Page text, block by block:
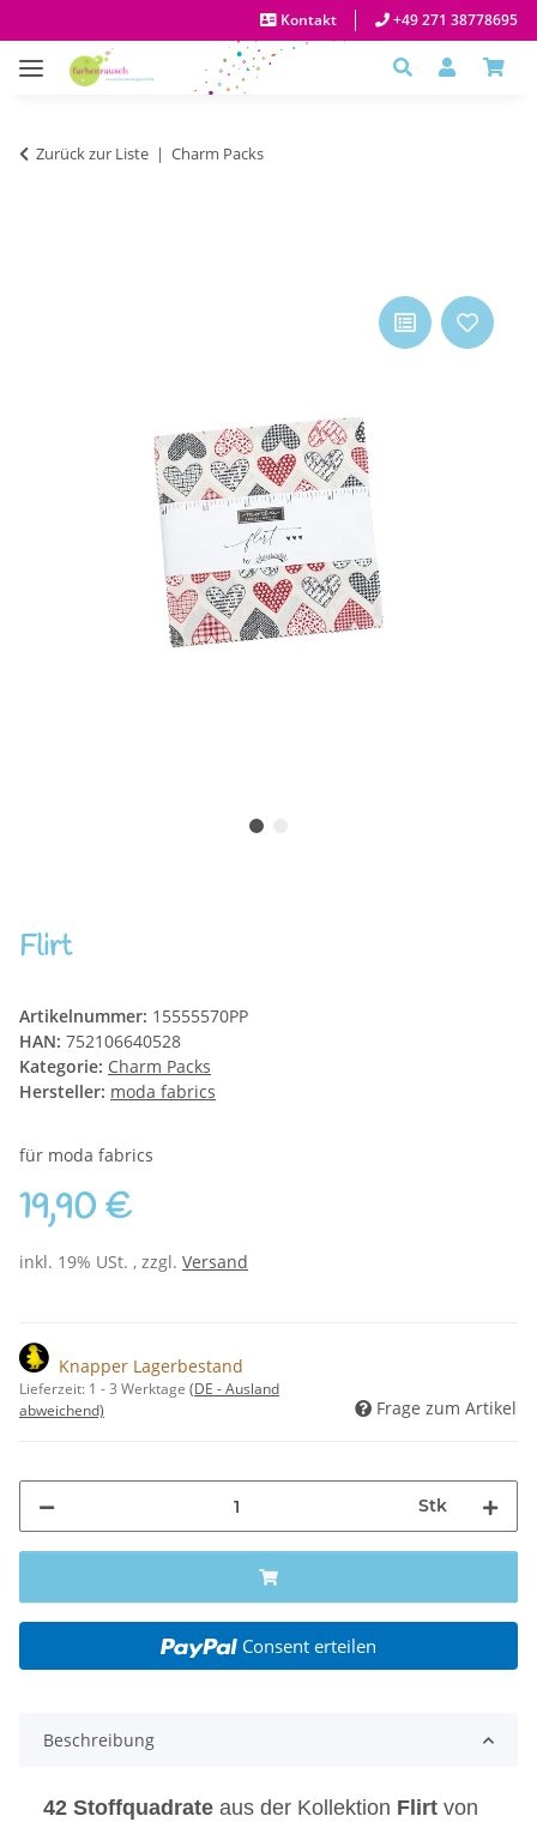
Kontakt +49 271 38778695
Zurück zur Liste Charm Packs
Flirt
Artikelnummer: 15555570PP
HAN: 752106640528
Kategorie: Charm Packs
Hersteller: moda fabrics
für moda fabrics
19,90 €
inkl. 19% USt. , zzgl. Versand
Knapper Lagerbestand
Lieferzeit: 1 - 3 Werktage (DE - Ausland
abweichend)
Frage zum Artikel
Stk
Consent erteilen
Beschreibung
42 Stoffquadrate aus der Kollektion Flirt von